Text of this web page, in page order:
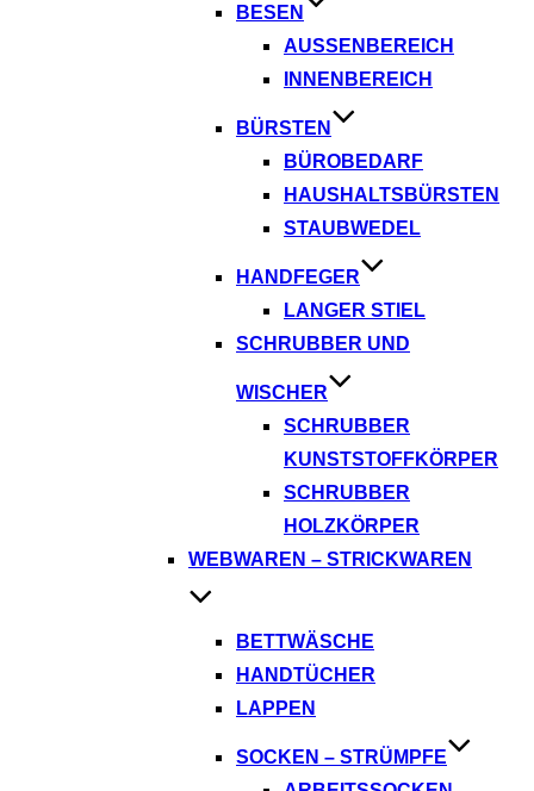
BESEN
AUSSENBEREICH
INNENBEREICH
BÜRSTEN
BÜROBEDARF
HAUSHALTSBÜRSTEN
STAUBWEDEL
HANDFEGER
LANGER STIEL
SCHRUBBER UND
WISCHER
SCHRUBBER
KUNSTSTOFFKÖRPER
SCHRUBBER
HOLZKÖRPER
WEBWAREN – STRICKWAREN
BETTWÄSCHE
HANDTÜCHER
LAPPEN
SOCKEN – STRÜMPFE